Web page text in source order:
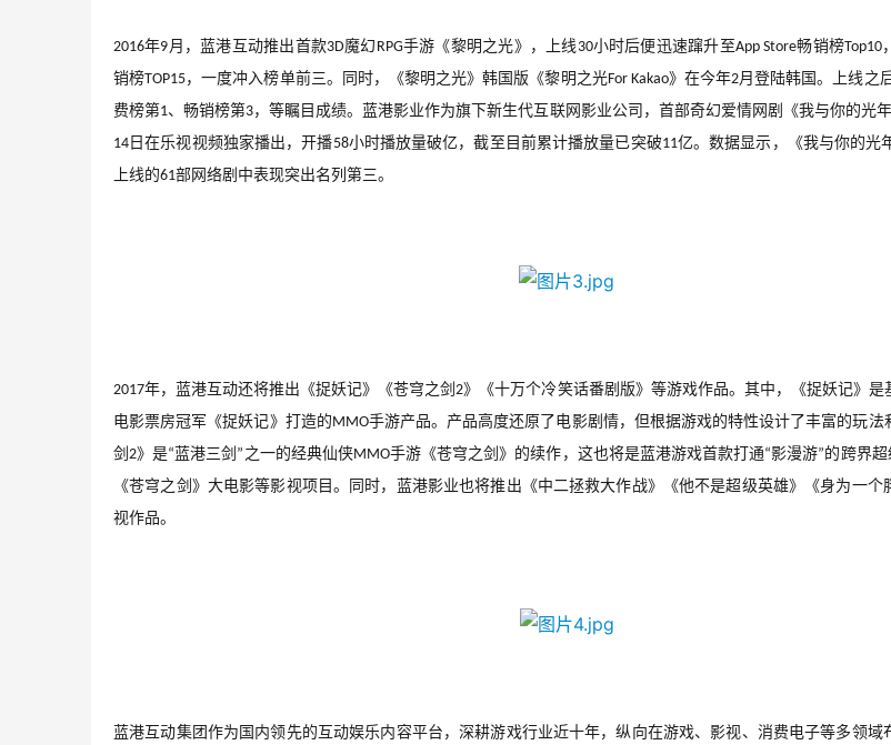
2016年9月，蓝港互动推出首款3D魔幻 RPG手游《黎明之光》，上线30小时后便迅速蹿升至App Store畅销榜Top10
销榜TOP15，一度冲入榜单前三。同时，《黎明之光》韩国版《黎明之光For Kakao》在今年2月登陆韩国。上线之
费榜第1、畅销榜第3，等瞩目成绩。蓝港影业作为旗下新生代互联网影业公司，首部奇幻爱情网剧《我与你的光
14 日在乐视视频独家播出，开播58小时播放量破亿，截至目前累计播放量已突破11亿。数据显示，《我与你的光
上线的61部网络剧中表现突出名列第三。
2017年，蓝港互动还将推出《捉妖记》《苍穹之剑2》《十万个冷笑话番剧版》等游戏作品。其中，《捉妖记》是
电影票房冠军《捉妖记》打造的MMO手游产品。产品高度还原了电影剧情，但根据游戏的特性设计了丰富的玩法
剑2》是“蓝港三剑 ” 之一的经典仙侠MMO手游《苍穹之剑》的续作，这也将是蓝港游戏首款打通“影漫游”的跨界超
《苍穹之剑》大电影等影视项目。同时，蓝港影业也将推出《中二拯救大作战》《他不是超级英雄》《身为一个
视作品。
蓝港互动集团作为国内领先的互动娱乐内容平台，深耕游戏行业近十年，纵向在游戏、影视、消费电子等多领域